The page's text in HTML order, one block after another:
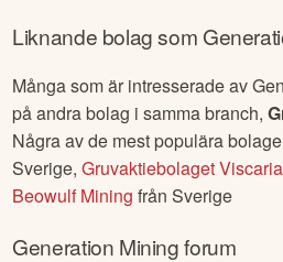
Liknande bolag som
Många som är intresserade av
på andra bolag i samma branch,
Några av de mest populära
Sverige,Gruvaktiebolaget Viscaria
Beowulf Mining frånSverige
Generation Miningforum